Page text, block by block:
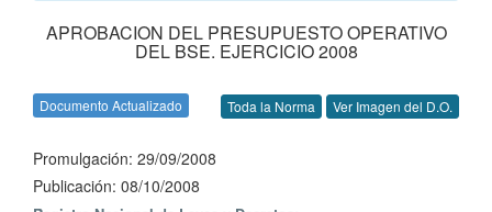
APROBACION DEL PRESUPUESTO OPERATIVO
DEL BSE. EJERCICIO 2008
Documento Actualizado Toda la Norma Ver Imagen del D.O.
Promulgación: 29/09/2008
Publicación: 08/10/2008